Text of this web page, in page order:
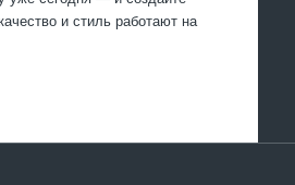
и стиль работают на